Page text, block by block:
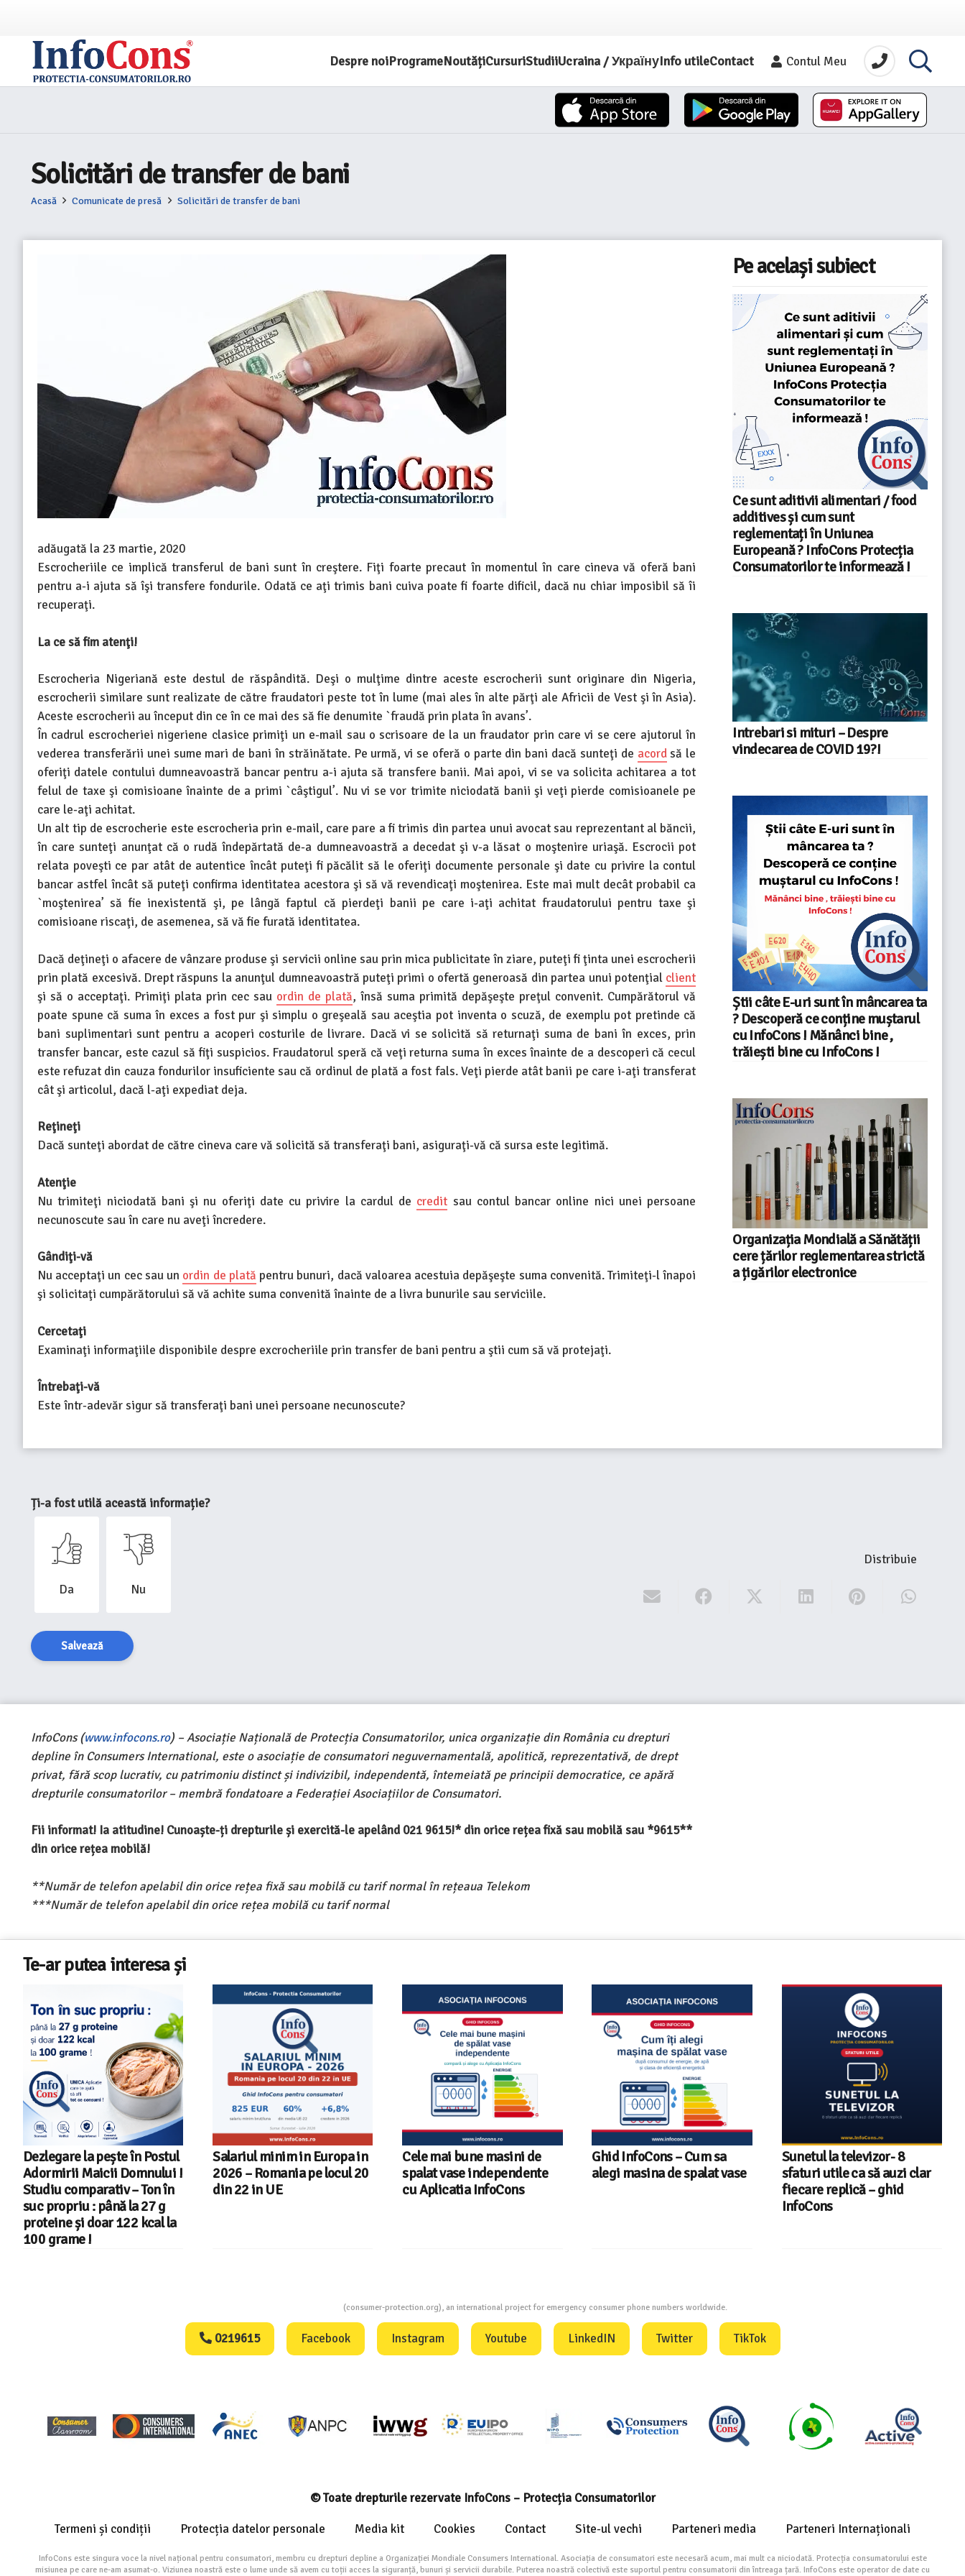
Despre noiProgrameNoutățiCursuriStudiiUcraina / УкраїнуInfo utileContact Contul Meu
Solicitări de transfer de bani
Acasă Comunicate de presă Solicitări de transfer de bani
adăugată la 23 martie, 2020
Escrocheriile ce implică transferul de bani sunt în creştere. Fiţi foarte precaut în momentul în care cineva vă oferă bani
pentru a-i ajuta să îşi transfere fondurile. Odată ce aţi trimis bani cuiva poate fi foarte dificil, dacă nu chiar imposibil să îi
recuperaţi.
La ce să fim atenţi!
Escrocheria Nigeriană este destul de răspândită. Deşi o mulţime dintre aceste escrocherii sunt originare din Nigeria,
escrocherii similare sunt realizate de către fraudatori peste tot în lume (mai ales în alte părţi ale Africii de Vest şi în Asia).
Aceste escrocherii au început din ce în ce mai des să fie denumite `fraudă prin plata în avans’.
În cadrul escrocheriei nigeriene clasice primiţi un e-mail sau o scrisoare de la un fraudator prin care vi se cere ajutorul în
vederea transferării unei sume mari de bani în străinătate. Pe urmă, vi se oferă o parte din bani dacă sunteţi de acordsă le
oferiţi datele contului dumneavoastră bancar pentru a-i ajuta să transfere banii. Mai apoi, vi se va solicita achitarea a tot
felul de taxe şi comisioane înainte de a primi `câştigul’. Nu vi se vor trimite niciodată banii şi veţi pierde comisioanele pe
care le-aţi achitat.
Un alt tip de escrocherie este escrocheria prin e-mail, care pare a fi trimis din partea unui avocat sau reprezentant al băncii,
în care sunteţi anunţat că o rudă îndepărtată de-a dumneavoastră a decedat şi v-a lăsat o moştenire uriaşă. Escrocii pot
relata poveşti ce par atât de autentice încât puteţi fi păcălit să le oferiţi documente personale şi date cu privire la contul
bancar astfel încât să puteţi confirma identitatea acestora şi să vă revendicaţi moştenirea. Este mai mult decât probabil ca
`moştenirea’ să fie inexistentă şi, pe lângă faptul că pierdeţi banii pe care i-aţi achitat fraudatorului pentru taxe şi
comisioane riscaţi, de asemenea, să vă fie furată identitatea.
Dacă deţineţi o afacere de vânzare produse şi servicii online sau prin mica publicitate în ziare, puteţi fi ţinta unei escrocherii
prin plată excesivă. Drept răspuns la anunţul dumneavoastră puteţi primi o ofertă generoasă din partea unui potenţial client
şi să o acceptaţi. Primiţi plata prin cec sau ordin de plată, însă suma primită depăşeşte preţul convenit. Cumpărătorul vă
poate spune că suma în exces a fost pur şi simplu o greşeală sau aceştia pot inventa o scuză, de exemplu pot pretinde că
bani suplimentari sunt pentru a acoperi costurile de livrare. Dacă vi se solicită să returnaţi suma de bani în exces, prin
transfer bancar, este cazul să fiţi suspicios. Fraudatorul speră că veţi returna suma în exces înainte de a descoperi că cecul
este refuzat din cauza fondurilor insuficiente sau că ordinul de plată a fost fals. Veţi pierde atât banii pe care i-aţi transferat
cât şi articolul, dacă l-aţi expediat deja.
Reţineţi
Dacă sunteţi abordat de către cineva care vă solicită să transferaţi bani, asiguraţi-vă că sursa este legitimă.
Atenţie
Nu trimiteţi niciodată bani şi nu oferiţi date cu privire la cardul de credit sau contul bancar online nici unei persoane
necunoscute sau în care nu aveţi încredere.
Gândiţi-vă
Nu acceptaţi un cec sau un ordin de plată pentru bunuri, dacă valoarea acestuia depăşeşte suma convenită. Trimiteţi-l înapoi
şi solicitaţi cumpărătorului să vă achite suma convenită înainte de a livra bunurile sau serviciile.
Cercetaţi
Examinaţi informaţiile disponibile despre excrocheriile prin transfer de bani pentru a ştii cum să vă protejaţi.
Întrebaţi-vă
Este într-adevăr sigur să transferaţi bani unei persoane necunoscute?
Pe același subiect
Ce sunt aditivii alimentari / food
additives și cum sunt
reglementați în Uniunea
Europeană ? InfoCons Protecția
Consumatorilor te informează !
Intrebari si mituri – Despre
vindecarea de COVID 19?!
Știi câte E-uri sunt în mâncarea ta
? Descoperă ce conține muștarul
cu InfoCons ! Mănânci bine ,
trăiești bine cu InfoCons !
Organizația Mondială a Sănătății
cere țărilor reglementarea strictă
a țigărilor electronice
Ți-a fost utilă această informație?
Da Nu
Salvează
Distribuie
InfoCons (www.infocons.ro) – Asociație Națională de Protecția Consumatorilor, unica organizație din România cu drepturi
depline în Consumers International, este o asociație de consumatori neguvernamentală, apolitică, reprezentativă, de drept
privat, fără scop lucrativ, cu patrimoniu distinct și indivizibil, independentă, întemeiată pe principii democratice, ce apără
drepturile consumatorilor – membră fondatoare a Federației Asociațiilor de Consumatori.
Fii informat! Ia atitudine! Cunoaște-ți drepturile și exercită-le apelând 021 9615!* din orice rețea fixă sau mobilă sau *9615**
din orice rețea mobilă!
**Număr de telefon apelabil din orice rețea fixă sau mobilă cu tarif normal în rețeaua Telekom
***Număr de telefon apelabil din orice rețea mobilă cu tarif normal
Te-ar putea interesa și
Dezlegare la pește în Postul
Adormirii Maicii Domnului !
Studiu comparativ – Ton în
suc propriu : până la 27 g
proteine și doar 122 kcal la
100 grame !
Salariul minim in Europa in
2026 – Romania pe locul 20
din 22 in UE
Cele mai bune masini de
spalat vase independente
cu Aplicatia InfoCons
Ghid InfoCons – Cum sa
alegi masina de spalat vase
Sunetul la televizor- 8
sfaturi utile ca să auzi clar
fiecare replică – ghid
InfoCons
(consumer-protection.org), an international project for emergency consumer phone numbers worldwide.
0219615 Facebook Instagram Youtube LinkedIN Twitter TikTok
© Toate drepturile rezervate InfoCons – Protecția Consumatorilor
Termeni și condiții Protecția datelor personale Media kit Cookies Contact Site-ul vechi Parteneri media Parteneri Internaționali
InfoCons este singura voce la nivel național pentru consumatori, membru cu drepturi depline a Organizației Mondiale Consumers International. Asociația de consumatori este necesară acum, mai mult ca niciodată. Protecția consumatorului este
misiunea pe care ne-am asumat-o. Viziunea noastră este o lume unde să avem cu toții acces la siguranță, bunuri și servicii durabile. Puterea noastră colectivă este suportul pentru consumatorii din întreaga țară. InfoCons este operator de date cu